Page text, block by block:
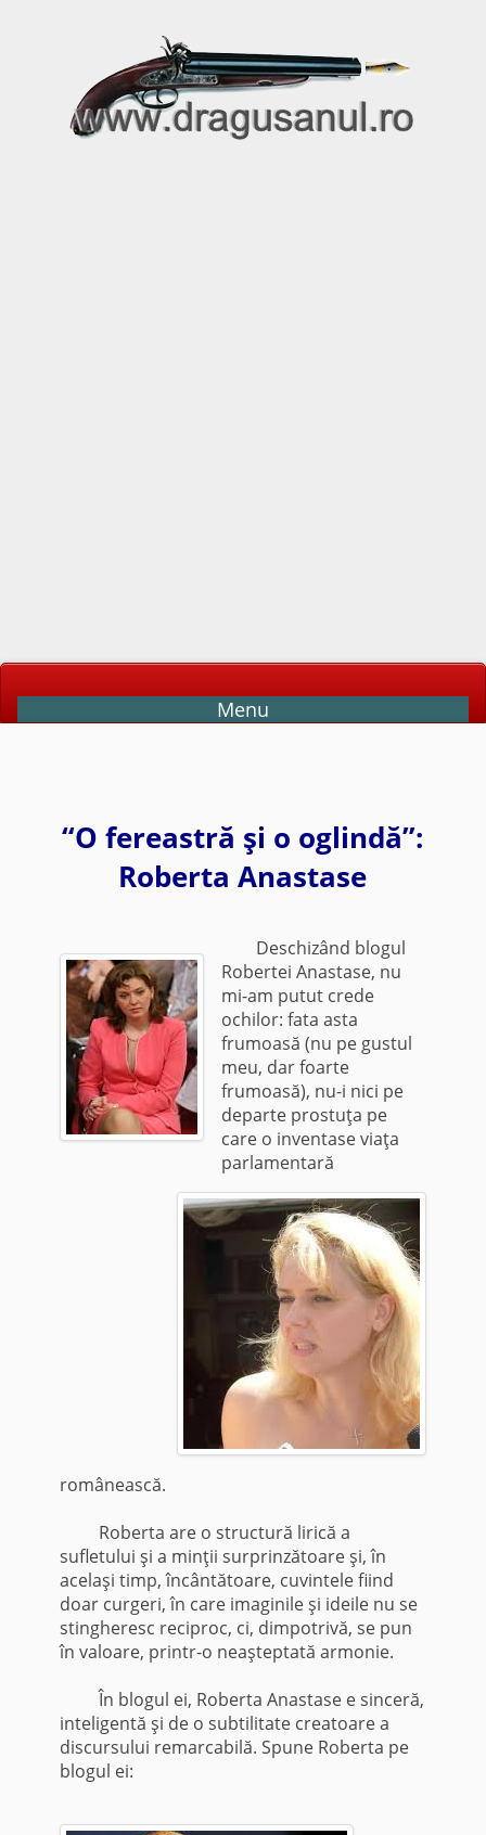
Menu
“O fereastră şi o oglindă”:
Roberta Anastase
Deschizând blogul
Robertei Anastase, nu
mi-am putut crede
ochilor: fata asta
frumoasă (nu pe gustul
meu, dar foarte
frumoasă), nu-i nici pe
departe prostuţa pe
care o inventase viaţa
parlamentară
românească.
Roberta are o structură lirică a
sufletului şi a minţii surprinzătoare şi, în
acelaşi timp, încântătoare, cuvintele fiind
doar curgeri, în care imaginile şi ideile nu se
stingheresc reciproc, ci, dimpotrivă, se pun
în valoare, printr-o neaşteptată armonie.
În blogul ei, Roberta Anastase e sinceră,
inteligentă şi de o subtilitate creatoare a
discursului remarcabilă. Spune Roberta pe
blogul ei: